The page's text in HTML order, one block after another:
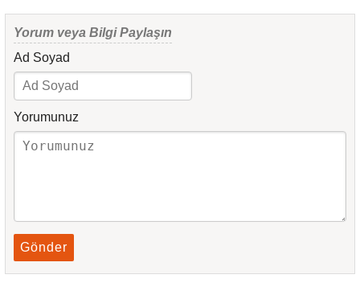
Yorum veya Bilgi Paylaşın
Ad Soyad
Yorumunuz
Gönder